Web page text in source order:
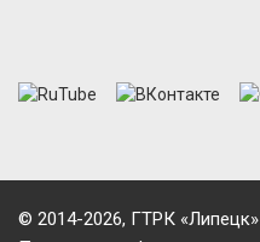
© 2014-2026, ГТРК «Липецк»